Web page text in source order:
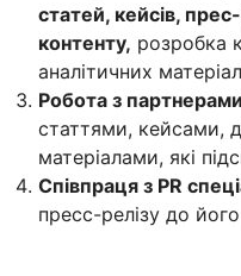
статей, кейсів,
контенту, розробка
аналітичних
Робота з партнерами
статтями, кейсами,
матеріалами, які
Співпраця з PR
пресс-релізу до